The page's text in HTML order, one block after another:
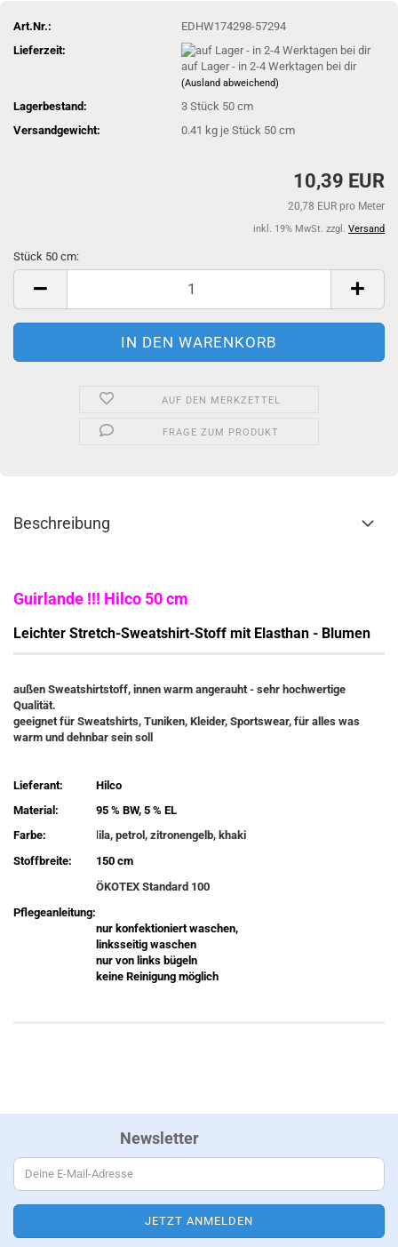
Art.Nr.:
EDHW174298-57294
Lieferzeit:
auf Lager - in 2-4 Werktagen bei dir
(Ausland abweichend)
Lagerbestand: 3Stück 50 cm
Versandgewicht:
0.41 kg je Stück 50 cm
10,39 EUR
20,78 EUR pro Meter
inkl. 19% MwSt. zzgl. Versand
Stück 50 cm:
Stück
cm
AUF DEN MERKZETTEL
FRAGE ZUM PRODUKT
Beschreibung
Guirlande !!! Hilco 50 cm
Leichter Stretch-Sweatshirt-Stoff mit Elasthan - Blumen
außen Sweatshirtstoff, innen warm angerauht - sehr hochwertige
Qualität.
geeignet für Sweatshirts, Tuniken, Kleider, Sportswear, für alles was
warm und dehnbar sein soll
Lieferant:
Hilco
Material:
95 % BW, 5 % EL
Farbe:
lila, petrol, zitronengelb, khaki
Stoffbreite:
150 cm
ÖKOTEX Standard 100
Pflegeanleitung:
nur konfektioniert waschen,
linksseitig waschen
nur von links bügeln
keine Reinigung möglich
Newsletter